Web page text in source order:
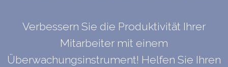
Verbessern Sie die Produktivität Ihrer
Mitarbeiter mit einem
Überwachungsinstrument! Helfen Sie Ihren